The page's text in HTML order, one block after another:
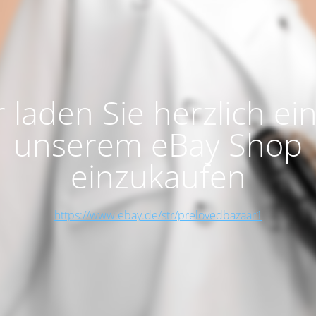
laden Sie herzlich
unserem eBay Shop
einzukaufen
https://www.ebay.de/str/prelovedbazaar1